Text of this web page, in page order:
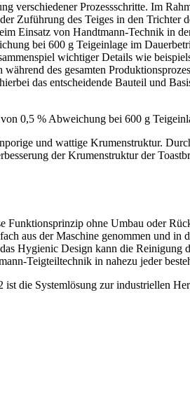
verschiedener Prozessschritte. Im
Zuführung des Teiges in den
Einsatz von Handtmann-Technik in
bei 600 g Teigeinlage im
wichtiger Details wie
des gesamten
das entscheidende Bauteil und
0,5 % Abweichung bei 600 g
und wattige Krumenstruktur.
der Krumenstruktur der
Funktionsprinzip ohne Umbau oder
aus der Maschine genommen und
Hygienic Design kann die
Teigteiltechnik in nahezu jeder
die Systemlösung zur industriellen